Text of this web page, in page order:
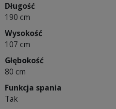
Długość
190 cm
Wysokość
107 cm
Głębokość
80 cm
Funkcja spania
Tak